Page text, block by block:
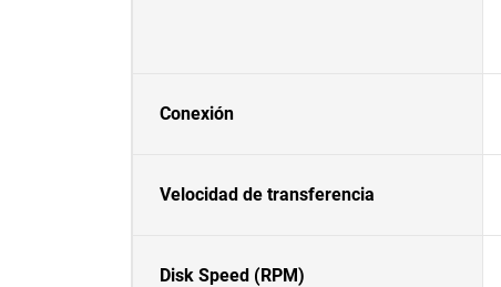
Conexión
Velocidad de transferencia
Disk Speed (RPM)